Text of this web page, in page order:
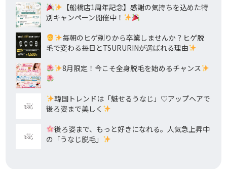
【船橋店1周年記念】感謝の気持ちを込めた特
別キャンペーン開催中！
毎朝のヒゲ剃りから卒業しませんか？ヒゲ脱
毛で変わる毎日とTSURURINが選ばれる理由
8月限定！今こそ全身脱毛を始めるチャンス
韓国トレンドは「魅せるうなじ」♡アップヘアで
後ろ姿まで美しく
後ろ姿まで、もっと好きになれる。人気急上昇中
の「うなじ脱毛」